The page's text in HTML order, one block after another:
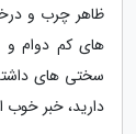
ظاهر چرب و
های کم دوام و
سختی های
دارید، خبر خوب